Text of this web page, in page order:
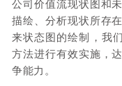
公司价值流现状图和
描绘、分析现状所存
来状态图的绘制，我
方法进行有效实施，
争能力。